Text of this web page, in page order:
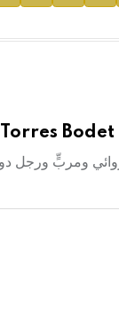
في عام 2026
Torres